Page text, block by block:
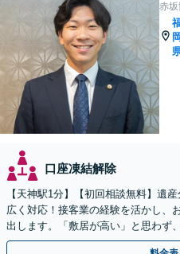
赤
岡
口座凍結解除
【天神駅1分】【初回相談無料】遺
広く対応！接客業の経験を活かし、
出します。「敷居が高い」と思わず
てお聞かせください【夜間・休日相